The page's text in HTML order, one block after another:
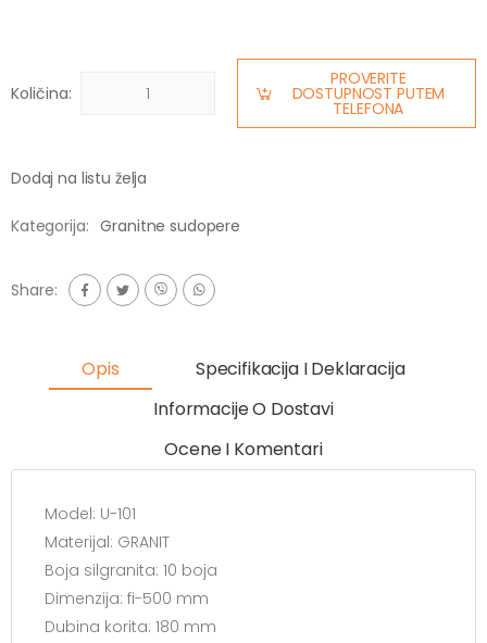
Količina:
PROVERITE
DOSTUPNOST PUTEM
TELEFONA
Dodaj na listu želja
Kategorija: Granitne sudopere
Share:
Opis
Specifikacija I Deklaracija
Informacije O Dostavi
Ocene I Komentari
Model: U-101
Materijal: GRANIT
Boja silgranita: 10 boja
Dimenzija: fi-500 mm
Dubina korita: 180 mm